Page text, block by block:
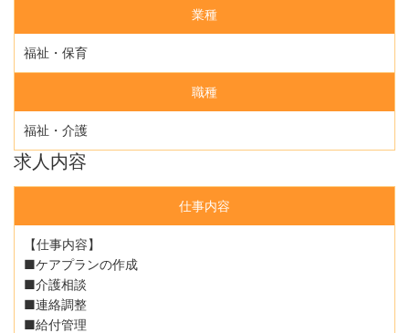
業種
福祉・保育
職種
福祉・介護
求人内容
仕事内容
【仕事内容】
■ケアプランの作成
■介護相談
■連絡調整
■給付管理